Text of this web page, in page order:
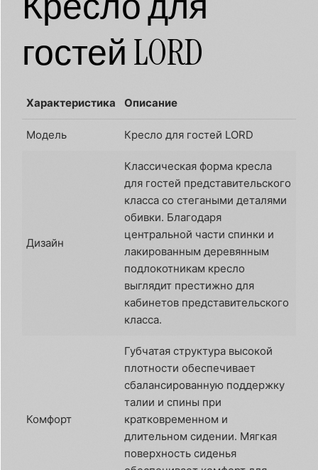
гостей LORD
Характеристика Описание
Модель Кресло для гостей LORD
Дизайн
Классическая форма кресла
для гостей представительского
класса со стегаными деталями
обивки. Благодаря
центральной части спинки и
лакированным деревянным
подлокотникам кресло
выглядит престижно для
кабинетов представительского
класса.
Комфорт
Губчатая структура высокой
плотности обеспечивает
сбалансированную поддержку
талии и спины при
кратковременном и
длительном сидении. Мягкая
поверхность сиденья